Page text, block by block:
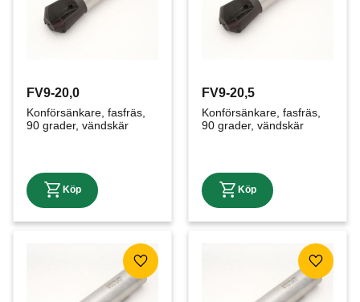
FV9-20,0
Konförsänkare, fasfräs,
90 grader, vändskär
FV9-20,5
Konförsänkare, fasfräs,
90 grader, vändskär
Lägg till i favoriter Lägg